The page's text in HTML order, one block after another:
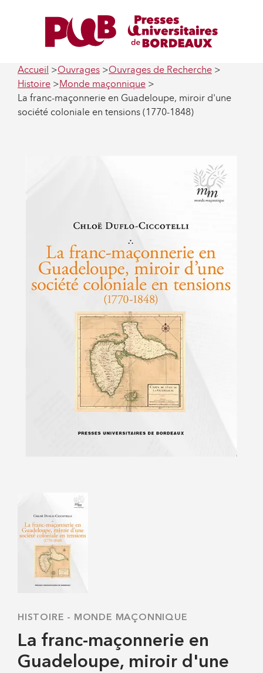
Accueil Ouvrages
Ouvrages de Recherche
Histoire
Monde maçonnique
La franc-maçonnerie en Guadeloupe, miroir d'une
société coloniale en tensions (1770-1848)
HISTOIRE - MONDE MAÇONNIQUE
La franc-maçonnerie en
Guadeloupe, miroir d'une